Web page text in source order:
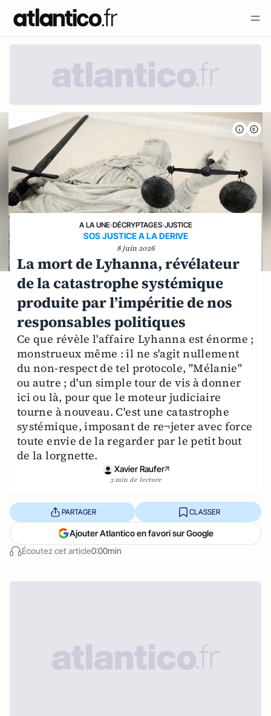
A LA UNE›DÉCRYPTAGES›JUSTICE
SOS JUSTICE A LA DERIVE
8 juin 2026
La mort de Lyhanna, révélateur
de la catastrophe systémique
produite par l’impéritie de nos
responsables politiques
Ce que révèle l'affaire Lyhanna est énorme ;
monstrueux même : il ne s'agit nullement
du non-respect de tel protocole, "Mélanie"
ou autre ; d'un simple tour de vis à donner
ici ou là, pour que le moteur judiciaire
tourne à nouveau. C'est une catastrophe
systémique, imposant de re¬jeter avec force
toute envie de la regarder par le petit bout
de la lorgnette.
Xavier Raufer
3 min de lecture
Écoutez cet article0:00min
PARTAGER CLASSER
Ajouter Atlantico en favori sur Google